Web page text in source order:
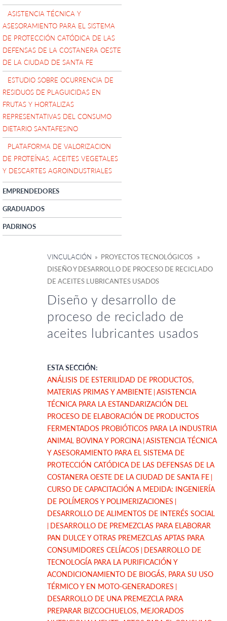
ASISTENCIA TÉCNICA Y
ASESORAMIENTO PARA EL SISTEMA
DE PROTECCIÓN CATÓDICA DE LAS
DEFENSAS DE LA COSTANERA OESTE
DE LA CIUDAD DE SANTA FE
ESTUDIO SOBRE OCURRENCIA DE
RESIDUOS DE PLAGUICIDAS EN
FRUTAS Y HORTALIZAS
REPRESENTATIVAS DEL CONSUMO
DIETARIO SANTAFESINO
PLATAFORMA DE VALORIZACION
DE PROTEÍNAS, ACEITES VEGETALES
Y DESCARTES AGROINDUSTRIALES
EMPRENDEDORES
GRADUADOS
PADRINOS
VINCULACIÓN » PROYECTOS TECNOLÓGICOS »
DISEÑO Y DESARROLLO DE PROCESO DE RECICLADO
DE ACEITES LUBRICANTES USADOS
Diseño y desarrollo de
proceso de reciclado de
aceites lubricantes usados
ESTA SECCIÓN:
ANÁLISIS DE ESTERILIDAD DE PRODUCTOS,
MATERIAS PRIMAS Y AMBIENTE ASISTENCIA
TÉCNICA PARA LA ESTANDARIZACIÓN DEL
PROCESO DE ELABORACIÓN DE PRODUCTOS
FERMENTADOS PROBIÓTICOS PARA LA INDUSTRIA
ANIMAL BOVINA Y PORCINA ASISTENCIA TÉCNICA
Y ASESORAMIENTO PARA EL SISTEMA DE
PROTECCIÓN CATÓDICA DE LAS DEFENSAS DE LA
COSTANERA OESTE DE LA CIUDAD DE SANTA FE
CURSO DE CAPACITACIÓN A MEDIDA: INGENIERÍA
DE POLÍMEROS Y POLIMERIZACIONES
DESARROLLO DE ALIMENTOS DE INTERÉS SOCIAL
DESARROLLO DE PREMEZCLAS PARA ELABORAR
PAN DULCE Y OTRAS PREMEZCLAS APTAS PARA
CONSUMIDORES CELÍACOS
DESARROLLO DE
TECNOLOGÍA PARA LA PURIFICACIÓN Y
ACONDICIONAMIENTO DE BIOGÁS, PARA SU USO
TÉRMICO Y EN MOTO-GENERADORES
DESARROLLO DE UNA PREMEZCLA PARA
PREPARAR BIZCOCHUELOS, MEJORADOS